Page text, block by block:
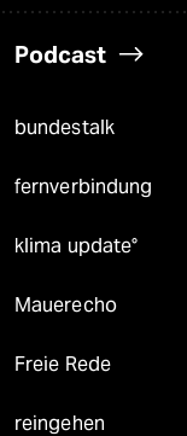
Podcast
bundestalk
fernverbindung
klima update°
Mauerecho
Freie Rede
reingehen